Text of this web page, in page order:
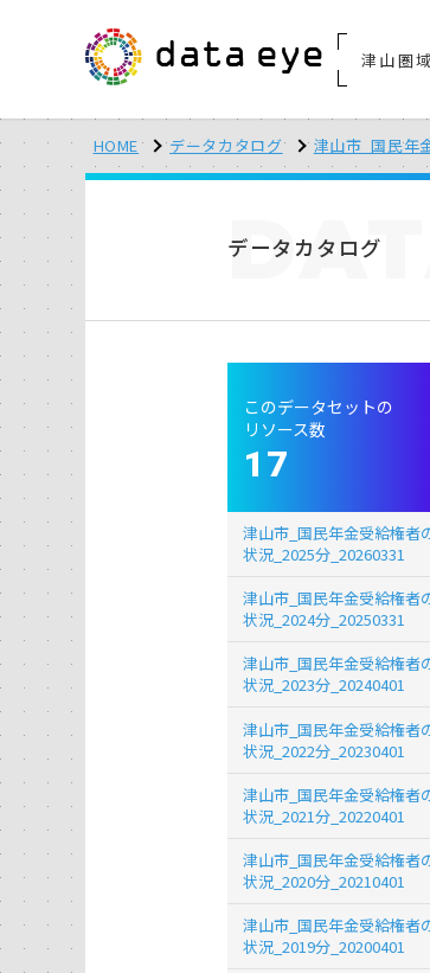
津山圏
HOME データカタログ 津山市_国民年
データカタログ
このデータセットの
リソース数
17
津山市_国民年金受給権者
状況_2025分_20260331
津山市_国民年金受給権者
状況_2024分_20250331
津山市_国民年金受給権者
状況_2023分_20240401
津山市_国民年金受給権者
状況_2022分_20230401
津山市_国民年金受給権者
状況_2021分_20220401
津山市_国民年金受給権者
状況_2020分_20210401
津山市_国民年金受給権者
状況_2019分_20200401